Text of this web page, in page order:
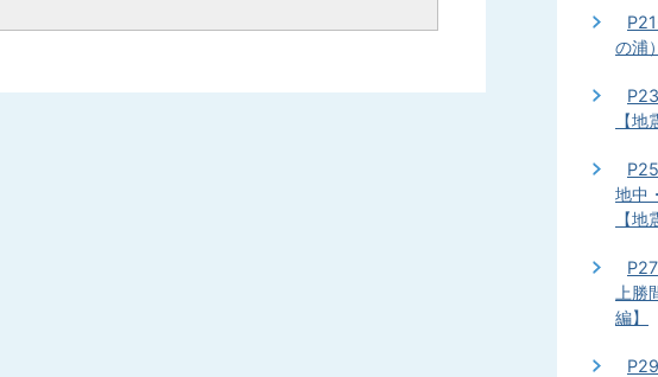
の浦
【地
地中
【地
上
編】